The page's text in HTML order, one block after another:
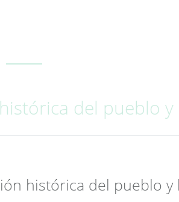
del pueblo
histórica del pueblo y